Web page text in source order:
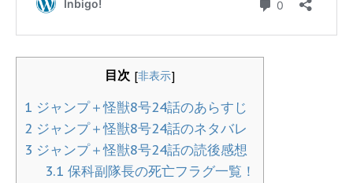
目次 [非表示]
1 ジャンプ＋怪獣8号24話のあらすじ
2 ジャンプ＋怪獣8号24話のネタバレ
3 ジャンプ＋怪獣8号24話の読後感想
3.1 保科副隊長の死亡フラグ一覧！